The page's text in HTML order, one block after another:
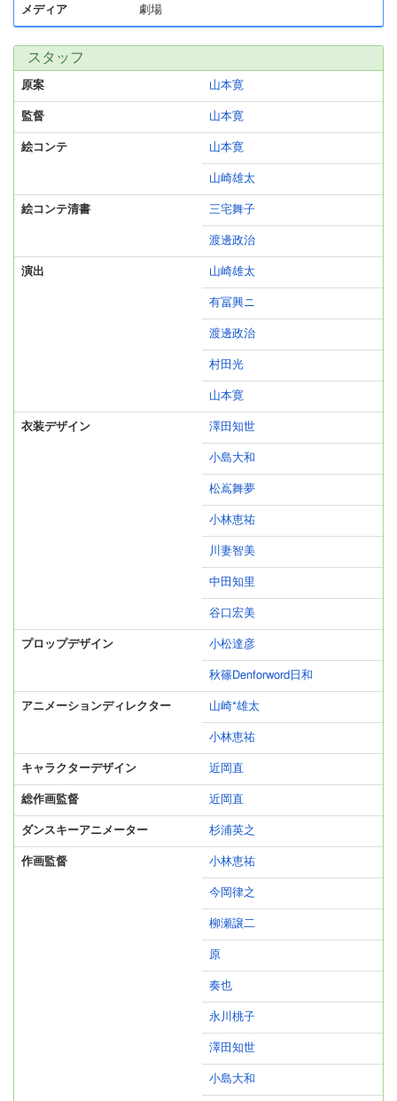
メディア 劇場
スタッフ
原案 山本寛
監督 山本寛
絵コンテ 山本寛
山崎雄太
絵コンテ清書 三宅舞子
渡邊政治
演出 山崎雄太
有冨興ニ
渡邊政治
村田光
山本寛
衣装デザイン 澤田知世
小島大和
松嶌舞夢
小林恵祐
川妻智美
中田知里
谷口宏美
プロップデザイン 小松達彦
秋篠Denforword日和
アニメーションディレクター 山崎*雄太
小林恵祐
キャラクターデザイン 近岡直
総作画監督 近岡直
ダンスキーアニメーター 杉浦英之
作画監督 小林恵祐
今岡律之
柳瀬譲二
原
奏也
永川桃子
澤田知世
小島大和